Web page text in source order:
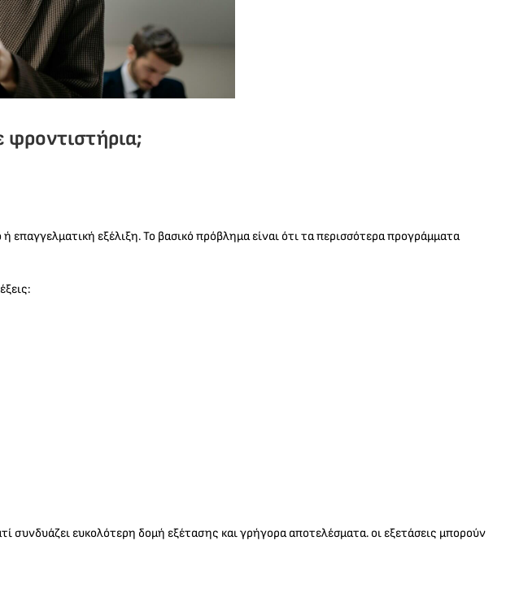
φροντιστήρια;
εξέλιξη. Το βασικό πρόβλημα είναι ότι τα περισσότερα προγράμματα
συνδυάζει ευκολότερη δομή εξέτασης και γρήγορα αποτελέσματα. oι εξετάσεις μπορούν